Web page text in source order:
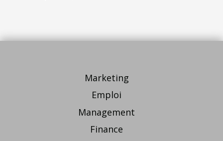
Marketing
Emploi
Management
Finance